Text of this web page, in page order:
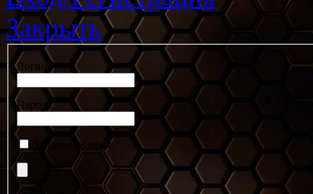
Закрыть
Логин
Пароль
Запомнить меня